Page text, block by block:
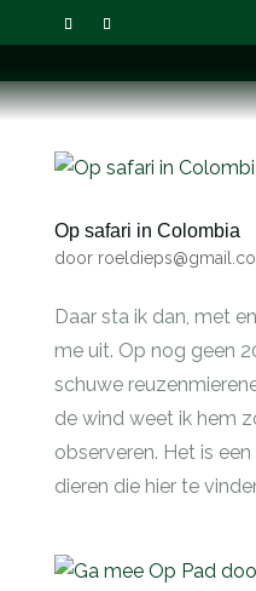
Op safari in Colombia
door
Daar sta ik dan, met
me uit. Op nog geen
schuwe
de wind weet ik hem
observeren. Het is
dieren die hier te